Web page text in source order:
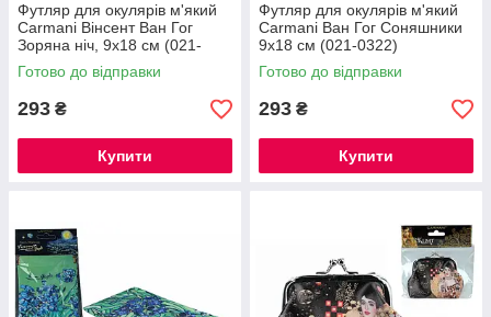
Футляр для окулярів м'який
Carmani Вінсент Ван Гог
Зоряна ніч, 9х18 см (021-
0321)
Готово до відправки
293 ₴
Купити
Футляр для окулярів м'який
Carmani Ван Гог Соняшники
9х18 см (021-0322)
Готово до відправки
293 ₴
Купити